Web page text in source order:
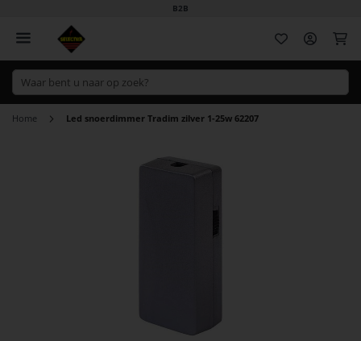
B2B
Home Led snoerdimmer Tradim zilver 1-25w 62207